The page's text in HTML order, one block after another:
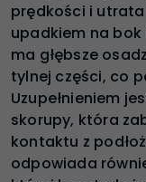
prędkości i
upadkiem na bok
ma głębsze
tylnej części, co
Uzupełnieniem
skorupy, która
kontaktu z
odpowiada